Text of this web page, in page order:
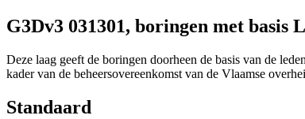
G3Dv3 031301, boringen met
Deze laag geeft de boringen doorheen de basis van de
kader van de beheersovereenkomst van de Vlaamse
Standaard